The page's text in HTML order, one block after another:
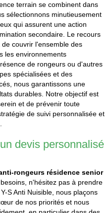
terrain se combinent dans
sélectionnons minutieusement
qui assurent une action
secondaire. Le recours
couvrir l'ensemble des
les environnements
de rongeurs ou d'autres
spécialisées et des
nous garantissons une
durables. Notre objectif est
et de prévenir toute
de suivi personnalisée et
devis personnalisé
rongeurs résidence senior
n'hésitez pas à prendre
S Anti Nuisible, nous plaçons
de nos priorités et nous